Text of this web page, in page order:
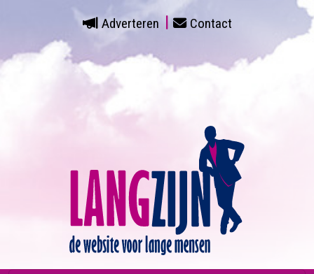
Adverteren Contact